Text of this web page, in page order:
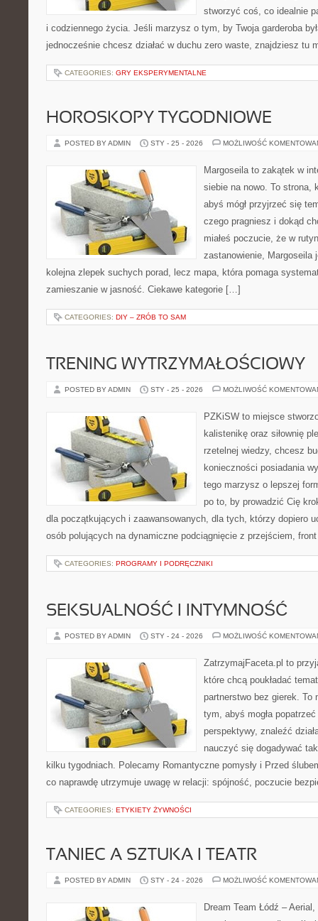
stworzyć coś, co idealnie
i codziennego życia. Jeśli marzysz o tym, by Twoja garderoba
jednocześnie chcesz działać w duchu zero waste, znajdziesz tu
CATEGORIES: GRY EKSPERYMENTALNE
HOROSKOPY TYGODNIOWE
POSTED BY ADMIN STY - 25 - 2026 MOŻLIWOŚĆ
Margoseila to zakątek w
siebie na nowo. To strona,
abyś mógł przyjrzeć się
czego pragniesz i dokąd
miałeś poczucie, że w
zastanowienie, Margoseila
kolejna zlepek suchych porad, lecz mapa, która pomaga
zamieszanie w jasność. Ciekawe kategorie […]
CATEGORIES: DIY – ZRÓB TO SAM
TRENING WYTRZYMAŁOŚCIOWY
POSTED BY ADMIN STY - 25 - 2026 MOŻLIWOŚĆ
PZKiSW to miejsce
kalistenikę oraz siłownię
rzetelnej wiedzy, chcesz
konieczności posiadania
tego marzysz o lepszej
po to, by prowadzić Cię
dla początkujących i zaawansowanych, dla tych, którzy dopiero
osób polujących na dynamiczne podciągnięcie z przejściem,
CATEGORIES: PROGRAMY I PODRĘCZNIKI
SEKSUALNOŚĆ I INTYMNOŚĆ
POSTED BY ADMIN STY - 24 - 2026 MOŻLIWOŚĆ
ZatrzymajFaceta.pl to
które chcą poukładać
partnerstwo bez gierek. To
tym, abyś mogła
perspektywy, znaleźć
nauczyć się dogadywać
kilku tygodniach. Polecamy Romantyczne pomysły i Przed
co naprawdę utrzymuje uwagę w relacji: spójność, poczucie
CATEGORIES: ETYKIETY ŻYWNOŚCI
TANIEC A SZTUKA I TEATR
POSTED BY ADMIN STY - 24 - 2026 MOŻLIWOŚĆ
Dream Team Łódź –